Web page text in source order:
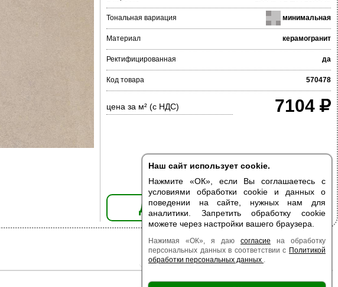
Наш сайт использует cookie.
Нажмите «ОК», если Вы соглашаетесь с
условиями обработки cookie и данных о
поведении на сайте, нужных нам для
аналитики. Запретить обработку cookie
можете через настройки вашего браузера.
Нажимая «ОК», я даю согласие на обработку
персональных данных в соответствии с Политикой
обработки персональных данных .
Тональная вариация минимальная
Материал керамогранит
Ректифицированная да
Код товара 570478
цена за м² (с НДС) 7104
ДОБАВИТЬ В КОРЗИНУ
Есть образец | Поверхность |